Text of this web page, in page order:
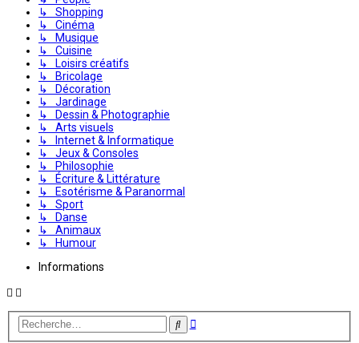
↳ Shopping
↳ Cinéma
↳ Musique
↳ Cuisine
↳ Loisirs créatifs
↳ Bricolage
↳ Décoration
↳ Jardinage
↳ Dessin & Photographie
↳ Arts visuels
↳ Internet & Informatique
↳ Jeux & Consoles
↳ Philosophie
↳ Écriture & Littérature
↳ Esotérisme & Paranormal
↳ Sport
↳ Danse
↳ Animaux
↳ Humour
Informations
Rechercher
Recherche